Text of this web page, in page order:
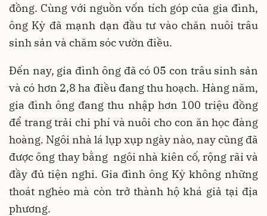
đồng. Cùng với nguồn vốn tích góp của gia đình,
ông Kỳ đã mạnh dạn đầu tư vào chăn nuôi trâu
sinh sản và chăm sóc vườn điều.
Đến nay, gia đình ông đã có 05 con trâu sinh sản
và có hơn 2,8 ha điều đang thu hoạch. Hàng năm,
gia đình ông đang thu nhập hơn 100 triệu đồng
để trang trải chi phí và nuôi cho con ăn học đàng
hoàng. Ngôi nhà lá lụp xụp ngày nào, nay cũng đã
được ông thay bằng ngôi nhà kiên cố, rộng rãi và
đầy đủ tiện nghi. Gia đình ông Kỳ không những
thoát nghèo mà còn trở thành hộ khá giả tại địa
phương.